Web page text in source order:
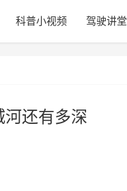
科普小视频 驾驶讲堂
还有多深